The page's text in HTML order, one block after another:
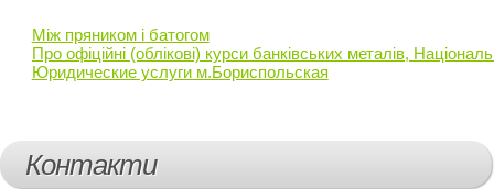
Між пряником і батогом
Про офіційні (облікові) курси банківських металів,
Юридические услуги м.Бориспольская
Контакти